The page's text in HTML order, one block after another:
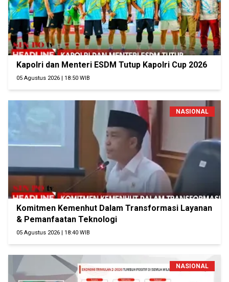
Kapolri dan Menteri ESDM Tutup Kapolri Cup 2026
05 Agustus 2026 | 18:50 WIB
NASIONAL
Komitmen Kemenhut Dalam Transformasi Layanan
& Pemanfaatan Teknologi
05 Agustus 2026 | 18:40 WIB
NASIONAL